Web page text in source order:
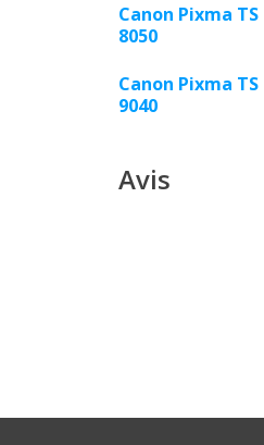
Canon Pixma TS
8050
Canon Pixma TS
9040
Avis